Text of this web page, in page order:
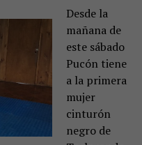
Desde la
mañana de
este sábado
Pucón tiene
a la primera
mujer
cinturón
negro de